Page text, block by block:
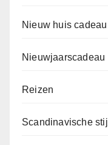
Nieuw huis cadeau
Nieuwjaarscadeau
Reizen
Scandinavische stijl